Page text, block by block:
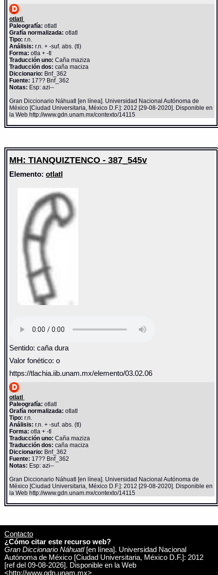
otlatl
Paleografía: otlatl
Grafía normalizada: otlatl
Tipo: r.n.
Análisis: r.n. + -suf. abs. (tl)
Forma: otla + -tl
Traducción uno: Caña maziza
Traducción dos: caña maciza
Diccionario: Bnf_362
Fuente: 17?? Bnf_362
Notas: Esp: azi--
Gran Diccionario Náhuatl [en línea]. Universidad Nacional Autónoma de
México [Ciudad Universitaria, México D.F.]: 2012 [29-08-2020]. Disponible en
la Web http://www.gdn.unam.mx/contexto/14115
MH: TIANQUIZTENCO - 387_545v
Elemento:otlatl
Sentido: caña dura
Valor fonético: o
https://tlachia.iib.unam.mx/elemento/03.02.06
otlatl
Paleografía: otlatl
Grafía normalizada: otlatl
Tipo: r.n.
Análisis: r.n. + -suf. abs. (tl)
Forma: otla + -tl
Traducción uno: Caña maziza
Traducción dos: caña maciza
Diccionario: Bnf_362
Fuente: 17?? Bnf_362
Notas: Esp: azi--
Gran Diccionario Náhuatl [en línea]. Universidad Nacional Autónoma de
México [Ciudad Universitaria, México D.F.]: 2012 [29-08-2020]. Disponible en
la Web http://www.gdn.unam.mx/contexto/14115
Contacto
¿Cómo citar este recurso web?
Gran Diccionario Náhuatl[en línea]. Universidad Nacional
Autónoma de México [Ciudad Universitaria, México D.F.]: 2012
[ref del 09-08-2026]. Disponible en la Web
<http://www.gdn.unam.mx>